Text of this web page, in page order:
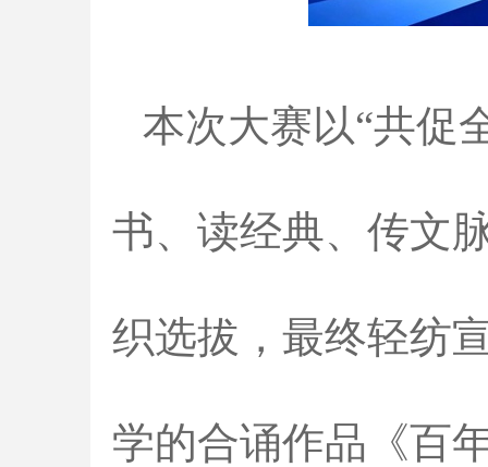
本次大赛以“共促
书、读经典、传文
织选拔，最终轻纺
学的合诵作品《百